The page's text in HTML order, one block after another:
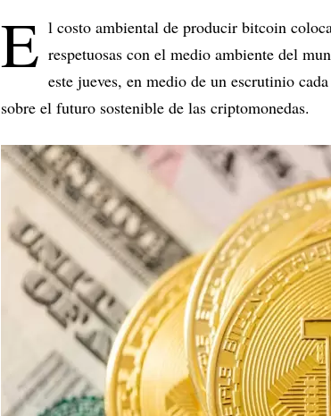
E l costo ambiental de producir bitcoin
respetuosas con el medio ambiente del
este jueves, en medio de un escrutinio
sobre el futuro sostenible de las criptomonedas.